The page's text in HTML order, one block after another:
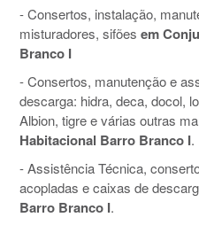
- Consertos, instalação,
misturadores, sifões em
Branco I
- Consertos, manutenção e
descarga: hidra, deca, docol,
Albion, tigre e várias outras
Habitacional Barro Branco I.
- Assistência Técnica,
acopladas e caixas de
Barro Branco I.